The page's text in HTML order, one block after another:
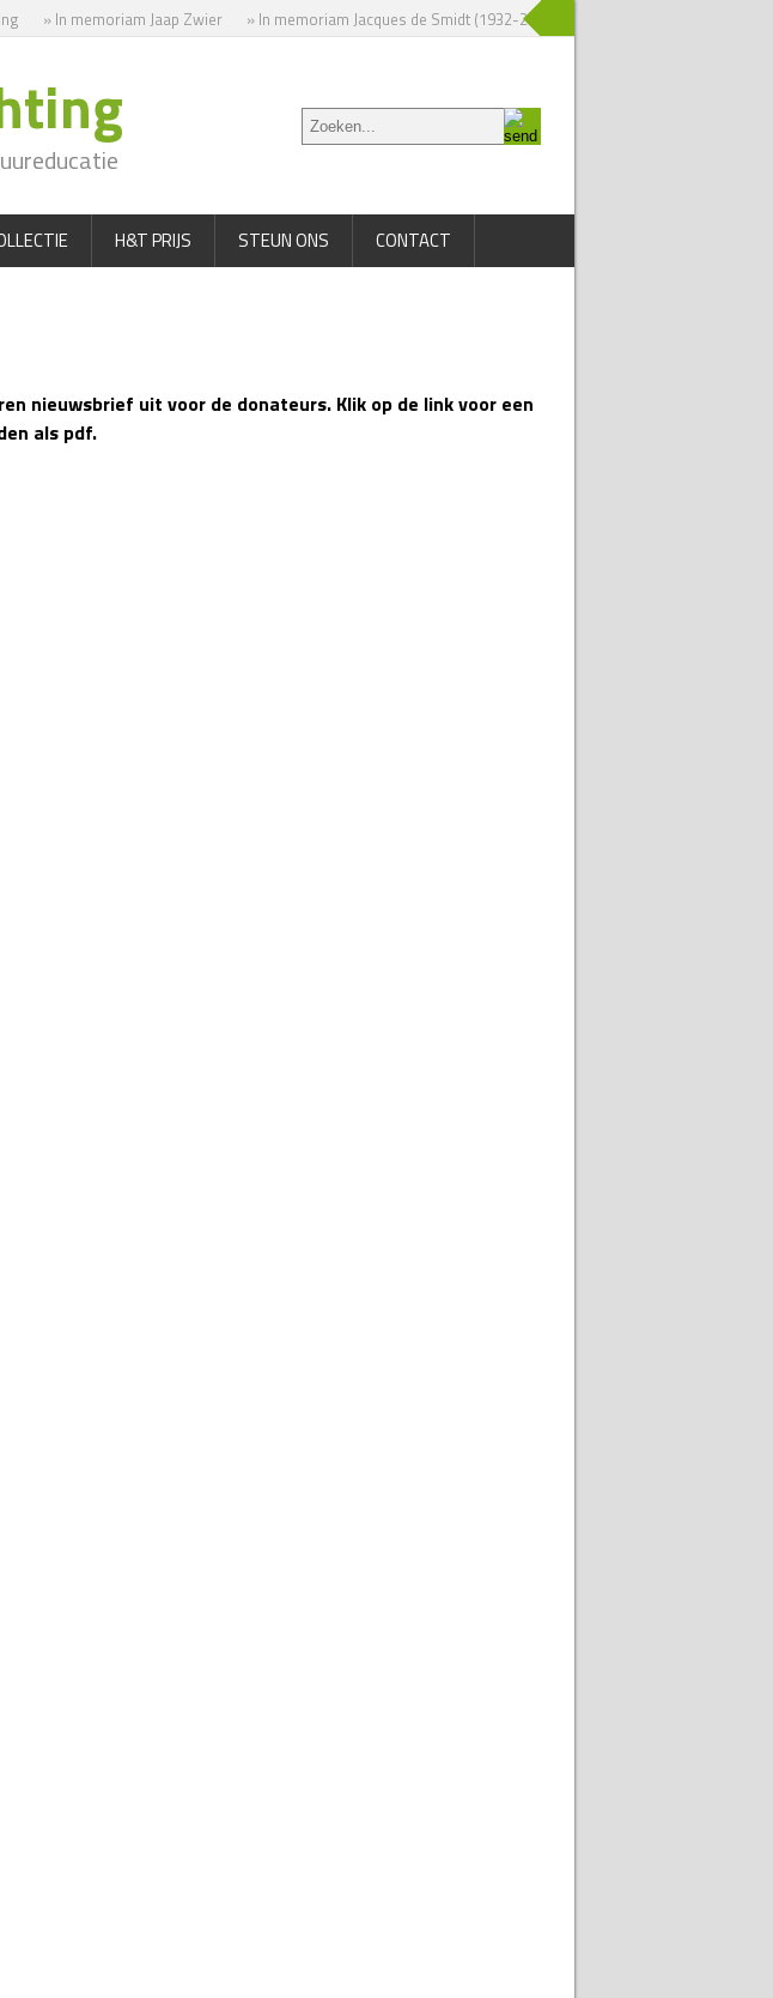
» In memoriam Jaap Zwier » In memoriam Jacques de Smidt (1932-2025)
H&T PRIJS STEUN ONS CONTACT
nieuwsbrief uit voor de donateurs. Klik op de link voor een
als pdf.